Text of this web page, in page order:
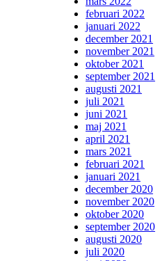
februari 2022
januari 2022
december 2021
november 2021
oktober 2021
september 2021
augusti 2021
juli 2021
juni 2021
maj 2021
april 2021
mars 2021
februari 2021
januari 2021
december 2020
november 2020
oktober 2020
september 2020
augusti 2020
juli 2020